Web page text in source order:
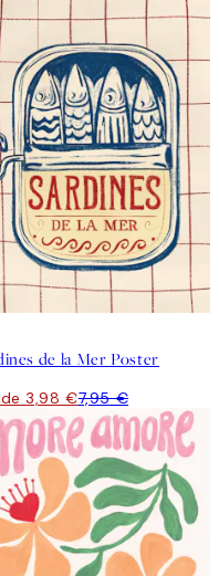
de la Mer Poster
3,98 €7,95 €